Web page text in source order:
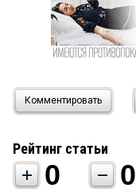
Комментировать
Рейтинг статьи
0 0